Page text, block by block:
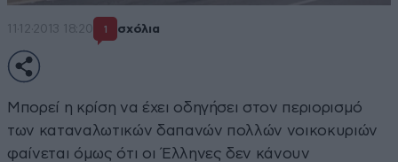
11·12·2013 18:20 1 σχόλια
Μπορεί η κρίση να έχει οδηγήσει στον περιορισμό
των καταναλωτικών δαπανών πολλών νοικοκυριών
φαίνεται όμως ότι οι Έλληνες δεν κάνουν